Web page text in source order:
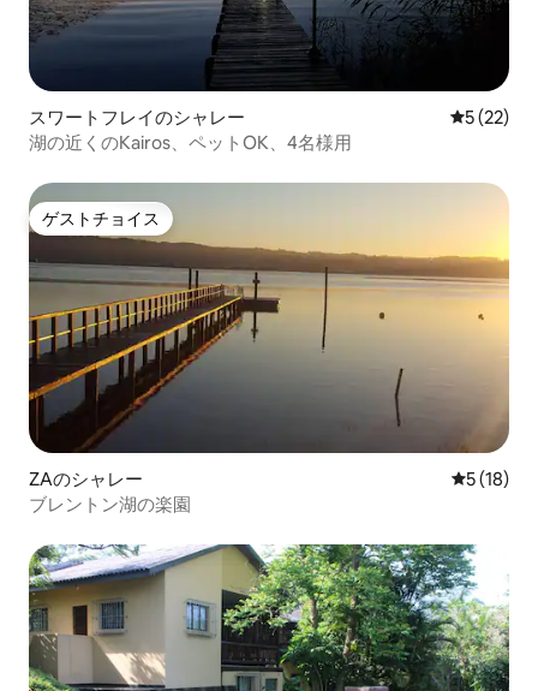
スワートフレイのシャレー レビュー
5 (22)
湖の近くのKairos、ペットOK、4名様用
ゲストチョイス
ゲストチョイス
ZAのシャレー レビュー
5 (18)
ブレントン湖の楽園